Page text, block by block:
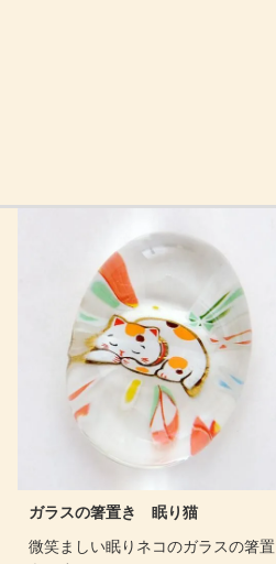
ガラスの箸置き 眠り猫
微笑ましい眠りネコのガラスの箸置